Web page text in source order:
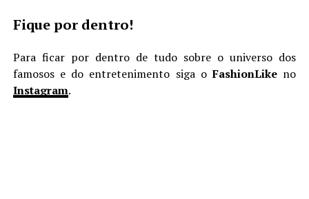
Fique por dentro!
Para ficar por dentro de tudo sobre o universo dos
famosos e do entretenimento siga oFashionLike no
Instagram.